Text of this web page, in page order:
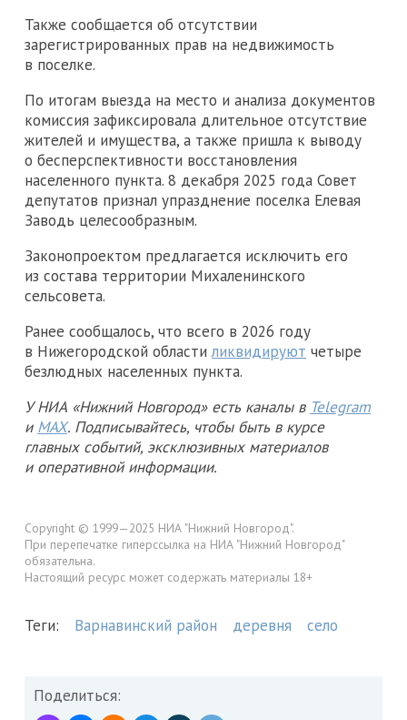
Также сообщается об отсутствии
зарегистрированных прав на недвижимость
в поселке.
По итогам выезда на место и анализа документов
комиссия зафиксировала длительное отсутствие
жителей и имущества, а также пришла к выводу
о бесперспективности восстановления
населенного пункта. 8 декабря 2025 года Совет
депутатов признал упразднение поселка Елевая
Заводь целесообразным.
Законопроектом предлагается исключить его
из состава территории Михаленинского
сельсовета.
Ранее сообщалось, что всего в 2026 году
в Нижегородской областиликвидируют четыре
безлюдных населенных пункта.
У НИА «Нижний Новгород» есть каналы в Telegram
и MAX. Подписывайтесь, чтобы быть в курсе
главных событий, эксклюзивных материалов
и оперативной информации.
Copyright © 1999—2025 НИА "Нижний Новгород".
При перепечатке гиперссылка на НИА "Нижний Новгород"
обязательна.
Настоящий ресурс может содержать материалы 18+
Теги: Варнавинский район деревня село
Поделиться: